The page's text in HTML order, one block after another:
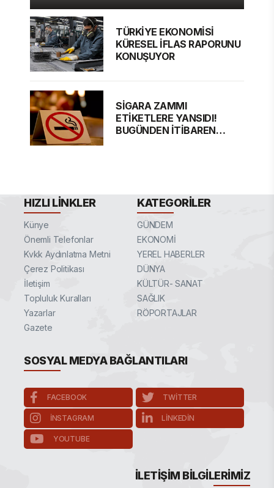
TÜRKİYE EKONOMİSİ
KÜRESEL İFLAS RAPORUNU
KONUŞUYOR
SİGARA ZAMMI
ETİKETLERE YANSIDI!
BUGÜNDEN İTİBAREN
HIZLI LINKLER
Künye
Önemli Telefonlar
Kvkk Aydınlatma Metni
Çerez Politikası
İletişim
Topluluk Kuralları
Yazarlar
Gazete
KATEGORILER
GÜNDEM
EKONOMİ
YEREL HABERLER
DÜNYA
KÜLTÜR- SANAT
SAĞLIK
RÖPORTAJLAR
SOSYAL MEDYA BAĞLANTILARI
FACEBOOK TWITTER
INSTAGRAM LINKEDIN
YOUTUBE
İLETIŞIM BILGILERIMIZ